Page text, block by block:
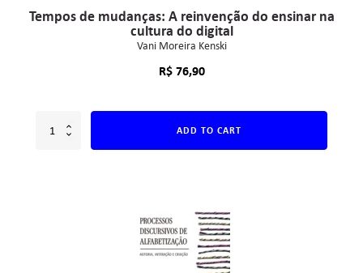
Tempos de mudanças: A reinvenção do ensinar na
cultura do digital
Vani Moreira Kenski
R$76,90
ADD TO CART